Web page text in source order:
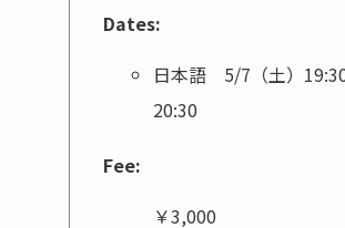
Dates:
日本語 5/7（土）
20:30
Fee:
￥3,000